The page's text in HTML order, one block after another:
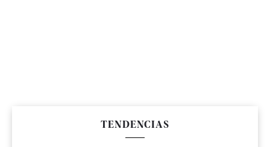
TENDENCIAS